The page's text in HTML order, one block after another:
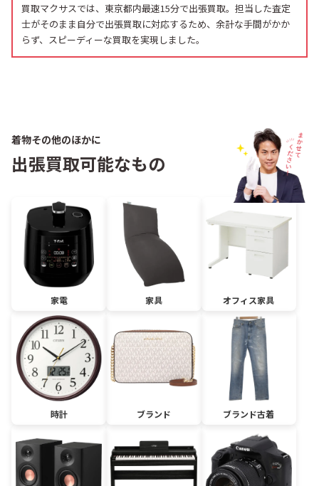
買取マクサスでは、東京都内最速15分で出張買取。担当した査定
士がそのまま自分で出張買取に対応するため、余計な手間がかか
らず、スピーディーな買取を実現しました。
着物その他のほかに
出張買取可能なもの
家電 家具 オフィス家具
時計 ブランド ブランド古着